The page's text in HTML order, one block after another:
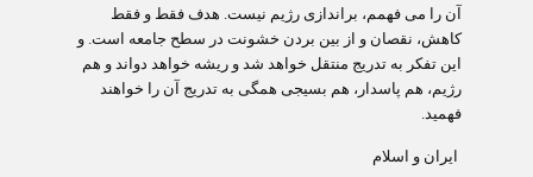
آن را می فهمم، براندازی رژیم نیست. هدف فقط و فقط
کاهش، نقصان و از بین بردن خشونت در سطح جامعه است. و
این تفکر به تدریج منتقل خواهد شد و ریشه خواهد دواند و هم
رژیم، هم پاسدار، هم بسیجی همگی به تدریج آن را خواهند
فهمید.
ایران و اسلام